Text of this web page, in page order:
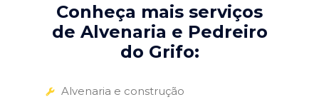
Conheça mais serviços
de Alvenaria e Pedreiro
do Grifo:
Alvenaria e construção